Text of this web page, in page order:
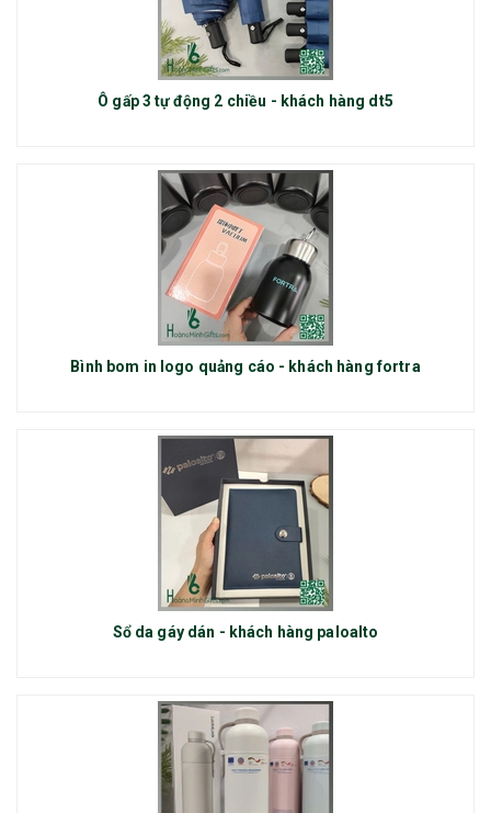
Ô gấp 3 tự động 2 chiều - khách hàng dt5
Bình bom in logo quảng cáo - khách hàng fortra
Sổ da gáy dán - khách hàng paloalto